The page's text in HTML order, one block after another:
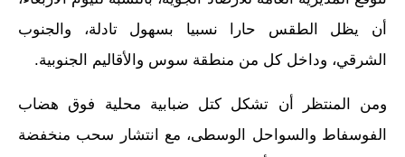
أن يظل الطقس حارا نسبيا بسهول تادلة، والجنوب
الشرقي، وداخل كل من منطقة سوس والأقاليم الجنوبية.
ومن المنتظر أن تشكل كتل ضبابية محلية فوق هضاب
الفوسفاط والسواحل الوسطى، مع انتشار سحب منخفضة